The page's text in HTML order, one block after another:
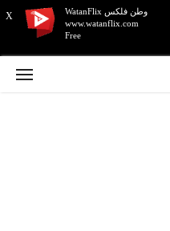
X
وطن فلكس WatanFlix
www.watanflix.com
Free